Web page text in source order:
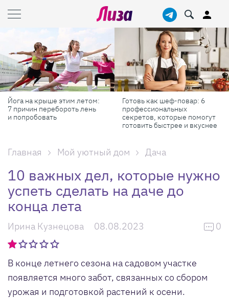
Готовь как шеф-повар: 6
профессиональных
секретов, которые помогут
Масштабные приключения:
самые красивые фестивали
России в августе
Главная Мой уютный дом Дача
10 важных дел, которые нужно
успеть сделать на даче до
конца лета
Ирина Кузнецова 08.08.2023 0
В конце летнего сезона на садовом участке
появляется много забот, связанных со сбором
урожая и подготовкой растений к осени.